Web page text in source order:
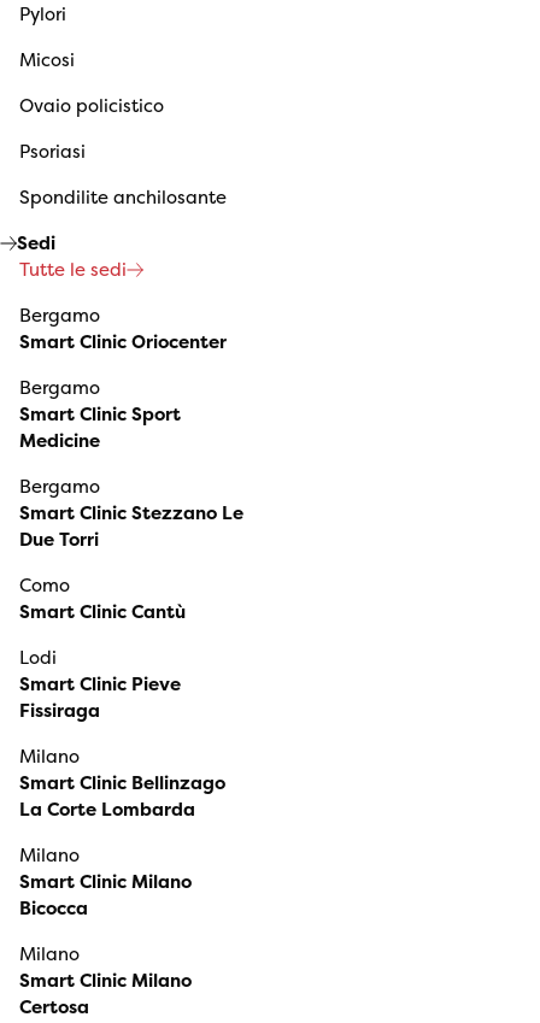
Pylori
Micosi
Ovaio policistico
Psoriasi
Spondilite anchilosante
Sedi
Tutte le sedi
Bergamo
Smart Clinic Oriocenter
Bergamo
Smart Clinic Sport
Medicine
Bergamo
Smart Clinic Stezzano Le
Due Torri
Como
Smart Clinic Cantù
Lodi
Smart Clinic Pieve
Fissiraga
Milano
Smart Clinic Bellinzago
La Corte Lombarda
Milano
Smart Clinic Milano
Bicocca
Milano
Smart Clinic Milano
Certosa